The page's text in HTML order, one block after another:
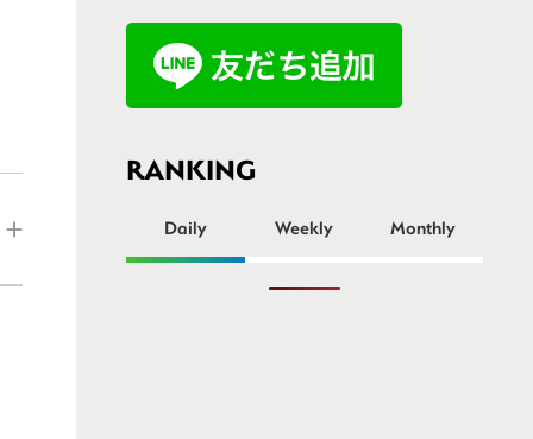
サ
イ
バ
RANKING
Daily Weekly Monthly